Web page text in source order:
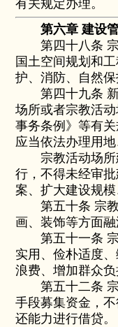
有关规定办理。
第六章 建设
第四十八条 宗
国土空间规划和
护、消防、自然保
第四十九条 新
场所或者宗教活
事务条例》等有
应当依法办理用地
宗教活动场所
行，不得未经审
案、扩大建设规模
第五十条 宗教
画、装饰等方面
第五十一条 宗
实用、俭朴适度
浪费、增加群众负
第五十二条 宗
手段募集资金，
还能力进行借贷。